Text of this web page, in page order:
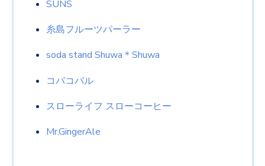
SUNS
糸島フルーツパーラー
soda stand Shuwa＊Shuwa
コバコバル
スローライフ スローコーヒー
Mr.GingerAle